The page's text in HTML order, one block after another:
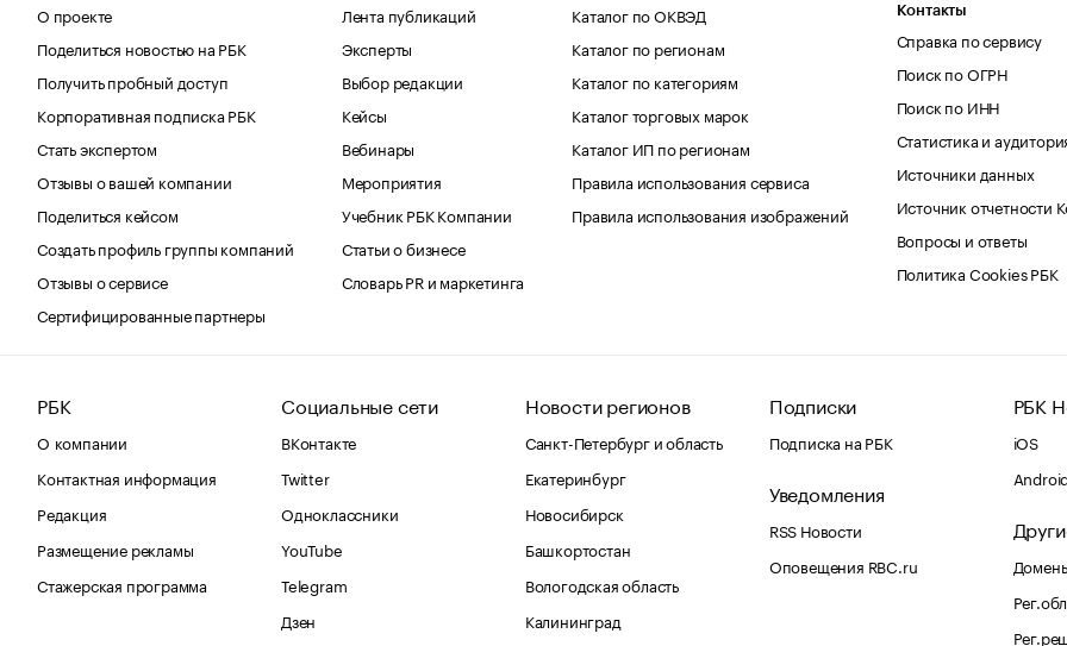
О проекте
Поделиться новостью на РБК
Получить пробный доступ
Корпоративная подписка РБК
Стать экспертом
Отзывы о вашей компании
Поделиться кейсом
Создать профиль группы компаний
Отзывы о сервисе
Сертифицированные партнеры
Лента публикаций
Эксперты
Выбор редакции
Кейсы
Вебинары
Мероприятия
Учебник РБК Компании
Статьи о бизнесе
Словарь PR и маркетинга
Каталог по ОКВЭД
Каталог по регионам
Каталог по категориям
Каталог торговых марок
Каталог ИП по регионам
Правила использования сервиса
Правила использования изображений
Контакты
Справка по сервису
Поиск по ОГРН
Поиск по ИНН
Статистика и
Источники данных
Источник отчетности
Вопросы и ответы
Политика Cookies РБК
РБК
О компании
Контактная информация
Редакция
Размещение рекламы
Стажерская программа
Социальные сети
ВКонтакте
Twitter
Одноклассники
YouTube
Telegram
Дзен
Новости регионов
Санкт-Петербург и область
Екатеринбург
Новосибирск
Башкортостан
Вологодская область
Калининград
Подписки
Подписка на РБК
Уведомления
RSS Новости
Оповещения RBC.ru
РБК
iOS